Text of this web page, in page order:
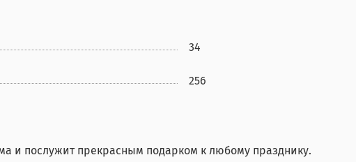
34
256
и послужит прекрасным подарком к любому празднику.